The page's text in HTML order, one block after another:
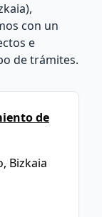
con un
e
de trámites.
de
Bizkaia